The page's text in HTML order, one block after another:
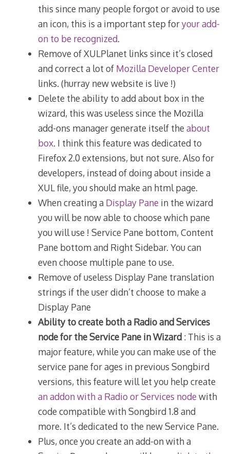
this since many people forgot or avoid to use
an icon, this is a important step foryour add-
on to be recognized.
Remove of XULPlanet links since it’s closed
and correct a lot of Mozilla Developer Center
links. (hurray new website is live !)
Delete the ability to add about box in the
wizard, this was useless since the Mozilla
add-ons manager generate itself theabout
box. I think this feature was dedicated to
Firefox 2.0 extensions, but not sure. Also for
developers, instead of doing about inside a
XUL file, you should make an html page.
When creating a Display Pane in the wizard
you will be now able to choose which pane
you will use ! Service Pane bottom, Content
Pane bottom and Right Sidebar. You can
even choose multiple pane to use.
Remove of useless Display Pane translation
strings if the user didn’t choose to make a
Display Pane
Ability to create both a Radio and Services
node for the Service Pane in Wizard : This is a
major feature, while you can make use of the
service pane for ages in previous Songbird
versions, this feature will let you help create
an addon with a Radio or Services node with
code compatible with Songbird 1.8 and
more. It’s dedicated to the new Service Pane.
Plus, once you create an add-on with a